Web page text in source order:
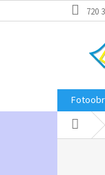
na
720
Domů